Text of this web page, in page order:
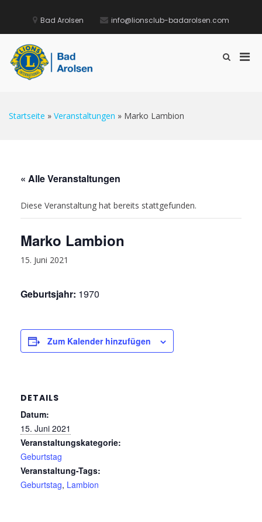
Bad Arolsen info@lionsclub-badarolsen.com
Such-
Startseite » Veranstaltungen » Marko Lambion
« Alle Veranstaltungen
Diese Veranstaltung hat bereits stattgefunden.
Marko Lambion
15. Juni 2021
Geburtsjahr: 1970
Zum Kalender hinzufügen
DETAILS
Datum:
15. Juni 2021
Veranstaltungskategorie:
Geburtstag
Veranstaltung-Tags:
Geburtstag, Lambion